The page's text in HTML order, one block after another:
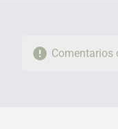
Comentarios